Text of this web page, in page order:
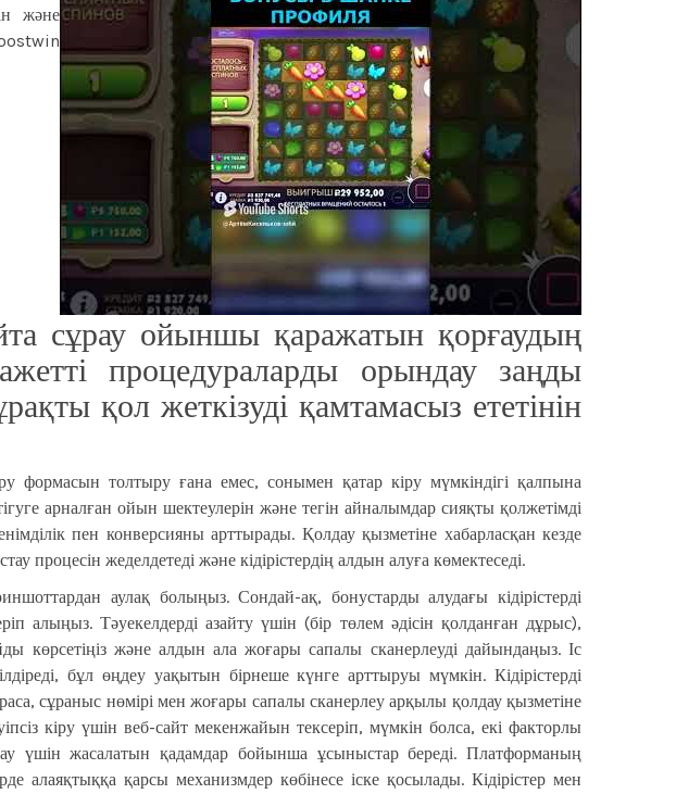
және
сұрау ойыншы қаражатын қорғаудың
процедураларды орындау заңды
қол жеткізуді қамтамасыз ететінін
формасын толтыру ғана емес, сонымен қатар кіру мүмкіндігі қалпына
арналған ойын шектеулерін және тегін айналымдар сияқты қолжетімді
пен конверсияны арттырады. Қолдау қызметіне хабарласқан кезде
жеделдетеді және кідірістердің алдын алуға көмектеседі.
аулақ болыңыз. Сондай-ақ, бонустарды алудағы кідірістерді
алыңыз. Тәуекелдерді азайту үшін (бір төлем әдісін қолданған дұрыс),
көрсетіңіз және алдын ала жоғары сапалы сканерлеуді дайындаңыз. Іс
бұл өңдеу уақытын бірнеше күнге арттыруы мүмкін. Кідірістерді
сұраныс нөмірі мен жоғары сапалы сканерлеу арқылы қолдау қызметіне
кіру үшін веб-сайт мекенжайын тексеріп, мүмкін болса, екі факторлы
үшін жасалатын қадамдар бойынша ұсыныстар береді. Платформаның
алаяқтыққа қарсы механизмдер көбінесе іске қосылады. Кідірістер мен